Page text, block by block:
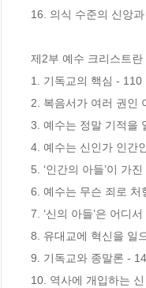
16. 의식 수준의 신앙
제2부 예수 크리스트란
1. 기독교의 핵심 - 110
2. 복음서가 여러 권인
3. 예수는 정말 기적을
4. 예수는 신인가 인간
5. ‘인간의 아들’이 가
6. 예수는 무슨 죄로 처
7. ‘신의 아들’은 어디
8. 유대교에 혁신을 일
9. 기독교와 종말론 -
10. 역사에 개입하는